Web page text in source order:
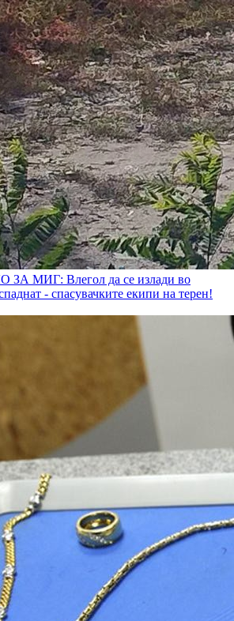
МИГ: Влегол да се излади во
- спасувачките екипи на терен!